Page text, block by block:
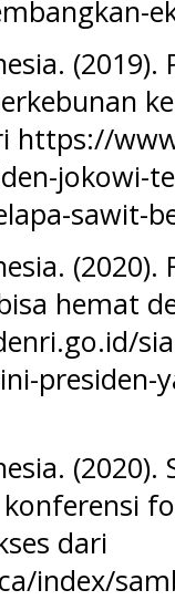
https://
jokowi-
sawit-
hemat
presiden-
dari
index/